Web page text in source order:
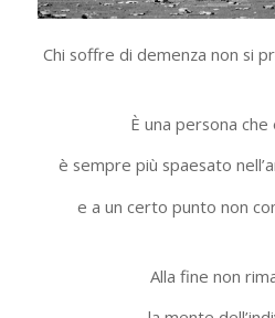
Chi soffre di demenza non si
È una persona
è sempre più spaesato nell’
e a un certo punto non
Alla fine non